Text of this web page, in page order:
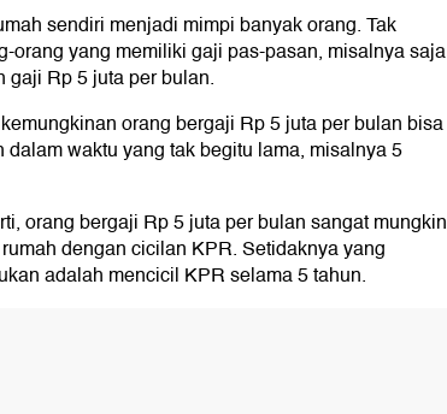
sendiri menjadi mimpi banyak orang. Tak
orang yang memiliki gaji pas-pasan, misalnya saja
gaji Rp 5 juta per bulan.
orang bergaji Rp 5 juta per bulan bisa
dalam waktu yang tak begitu lama, misalnya 5
orang bergaji Rp 5 juta per bulan sangat mungkin
dengan cicilan KPR. Setidaknya yang
adalah mencicil KPR selama 5 tahun.